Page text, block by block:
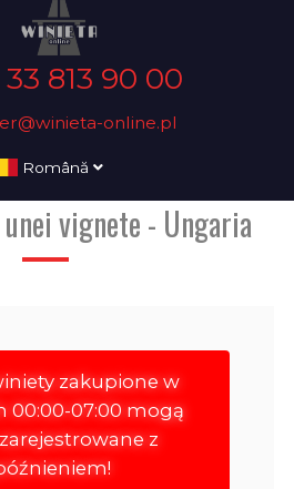
813 90 00
online.pl
Română
vignete - Ungaria
zakupione w
00:00-07:00 mogą
z